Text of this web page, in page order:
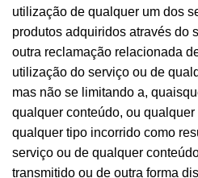
utilização de qualquer um dos
produtos adquiridos através do
outra reclamação relacionada
utilização do serviço ou de
mas não se limitando a,
qualquer conteúdo, ou
qualquer tipo incorrido como
serviço ou de qualquer
transmitido ou de outra forma